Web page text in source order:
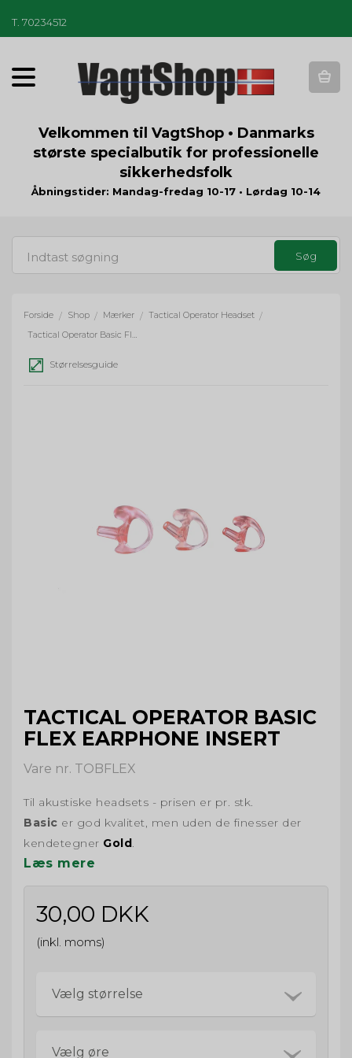
T 70234512
T
o
g
a
t
n
Velkommen til VagtShop • Danmarks
største specialbutik for professionelle
sikkerhedsfolk
Åbningstider: Mandag-fredag 10-17 • Lørdag 10-14
Forside / Shop / Mærker / Tactical Operator Headset /
Tactical Operator Basic Flex Earphone Insert
Størrelsesguide
TACTICAL OPERATOR BASIC
FLEX EARPHONE INSERT
Vare nr. TOBFLEX
Til akustiske headsets - prisen er pr. stk.
Basic er god kvalitet, men uden de finesser der
kendetegner Gold.
Læs mere
30,00 DKK
(inkl. moms)
Vælg størrelse
Vælg øre